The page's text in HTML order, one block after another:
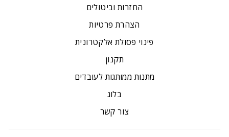
החזרות וביטולים
הצהרת פרטיות
פינוי פסולת אלקטרונית
תקנון
מתנות ממותגות לעובדים
בלוג
צור קשר